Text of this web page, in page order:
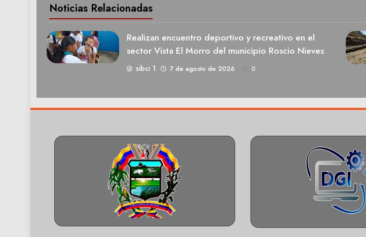
Noticias Relacionadas
Realizan encuentro deportivo y recreativo en el
sector Vista El Morro del municipio Roscio Nieves
sibci 1 7 de agosto de 2026 0